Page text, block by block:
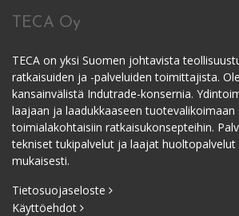
TECA Oy
TECA on yksi Suomen johtavista
ratkaisuiden ja -palveluiden toimittajista.
kansainvälistä Indutrade-konsernia.
laajaan ja laadukkaaseen tuotevalikoimaan
toimialakohtaisiin ratkaisukonsepteihin.
tekniset tukipalvelut ja laajat huoltopalvelut
mukaisesti.
Tietosuojaseloste
Käyttöehdot